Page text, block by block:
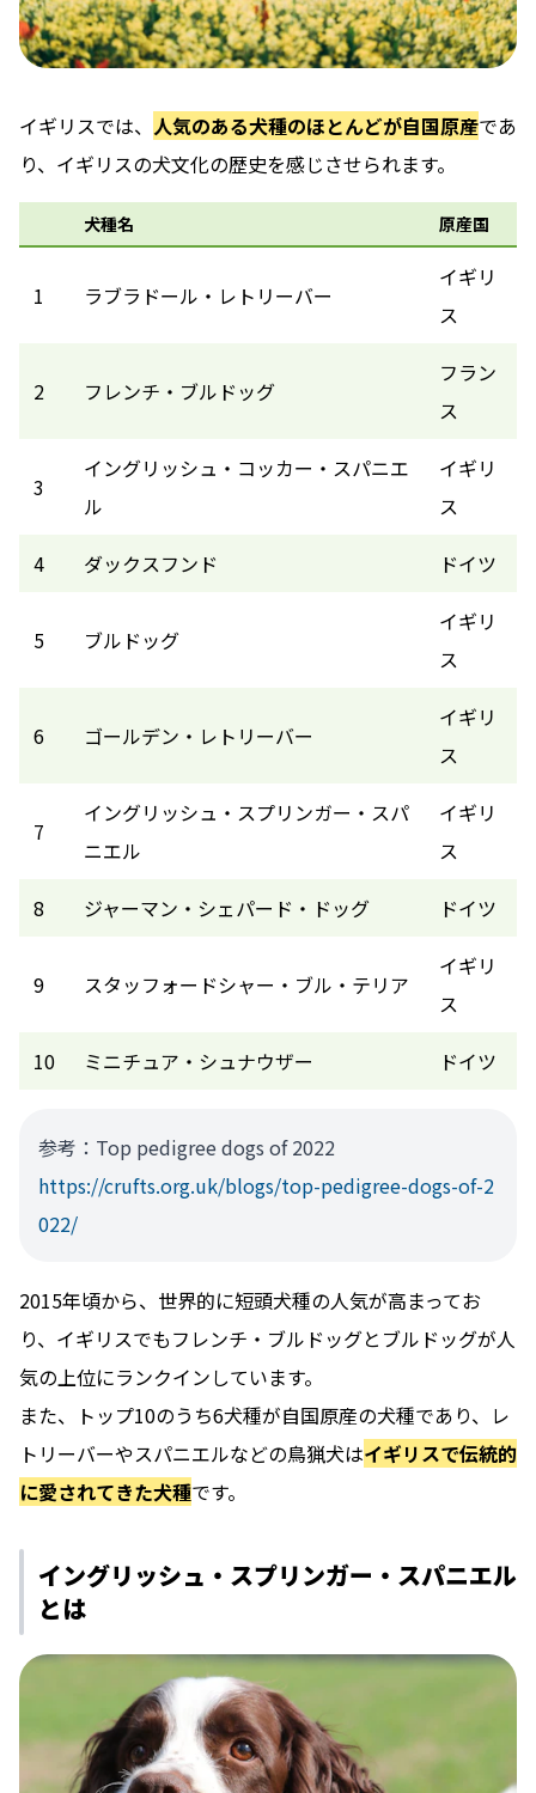
イギリスでは、 人気のある犬種のほとんどが自国原産であ
り、イギリスの犬文化の歴史を感じさせられます。
犬種名 原産国
1 ラブラドール・レトリーバー
イギリ
ス
2 フレンチ・ブルドッグ
フラン
ス
3
イングリッシュ・コッカー・スパニエ
ル
イギリ
ス
4
ダックスフンド ドイツ
5 ブルドッグ
イギリ
ス
6 ゴールデン・レトリーバー
イギリ
ス
7
イングリッシュ・スプリンガー・スパ
ニエル
イギリ
ス
8
ジャーマン・シェパード・ドッグ ドイツ
9 スタッフォードシャー・ブル・テリア
イギリ
ス
10
ミニチュア・シュナウザー ドイツ
参考：Top pedigree dogs of 2022
https://crufts.org.uk/blogs/top-pedigree-dogs-of-2
022/
2015年頃から、世界的に短頭犬種の人気が高まってお
り、イギリスでもフレンチ・ブルドッグとブルドッグが人
気の上位にランクインしています。
また、トップ10のうち6犬種が自国原産の犬種であり、レ
トリーバーやスパニエルなどの鳥猟犬はイギリスで伝統的
に愛されてきた犬種です。
イングリッシュ・スプリンガー・スパニエル
とは